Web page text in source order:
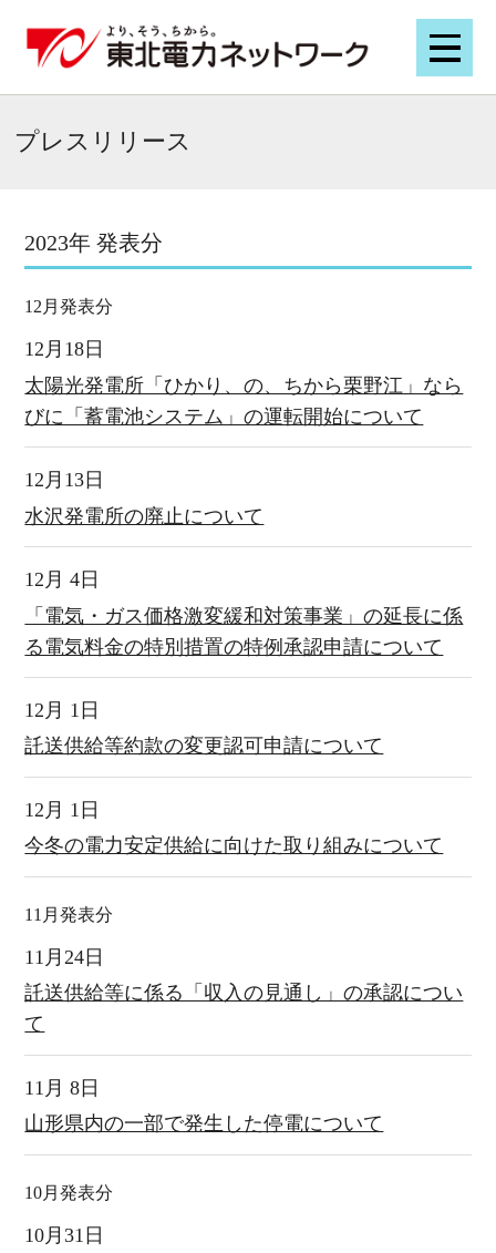
プレスリリース
2023年 発表分
12月発表分
12月18日
太陽光発電所「ひかり、の、ちから栗野江」なら
びに「蓄電池システム」の運転開始について
12月13日
水沢発電所の廃止について
12月 4日
「電気・ガス価格激変緩和対策事業」の延長に係
る電気料金の特別措置の特例承認申請について
12月 1日
託送供給等約款の変更認可申請について
12月 1日
今冬の電力安定供給に向けた取り組みについて
11月発表分
11月24日
託送供給等に係る「収入の見通し」の承認につい
て
11月 8日
山形県内の一部で発生した停電について
10月発表分
10月31日